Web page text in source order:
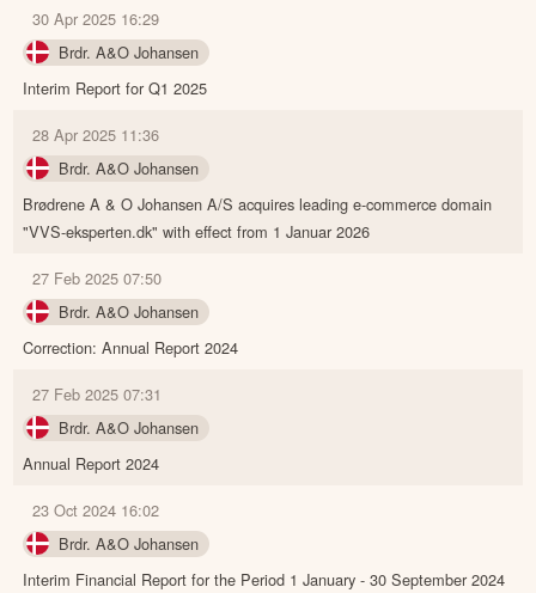
30 Apr 2025 16:29
Brdr. A&O Johansen
Interim Report for Q1 2025
28 Apr 2025 11:36
Brdr. A&O Johansen
Brødrene A & O Johansen A/S acquires leading e-commerce domain
"VVS-eksperten.dk" with effect from 1 Januar 2026
27 Feb 2025 07:50
Brdr. A&O Johansen
Correction: Annual Report 2024
27 Feb 2025 07:31
Brdr. A&O Johansen
Annual Report 2024
23 Oct 2024 16:02
Brdr. A&O Johansen
Interim Financial Report for the Period 1 January - 30 September 2024